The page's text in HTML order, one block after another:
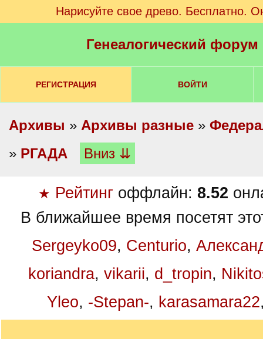
Нарисуйте свое древо. Бесплатно.
Генеалогический
РЕГИСТРАЦИЯ ВОЙТИ
Архивы » Архивы разные »
» РГАДА Вниз ⇊
★ Рейтинг оффлайн: 8.52
В ближайшее время посетят
Sergeyko09, Centurio,
koriandra, vikarii, d_tropin,
Yleo, -Stepan-, karasamara22